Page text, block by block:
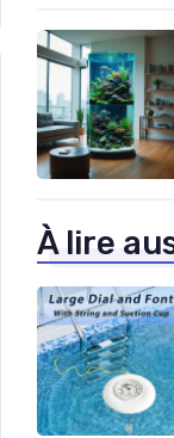
À lire